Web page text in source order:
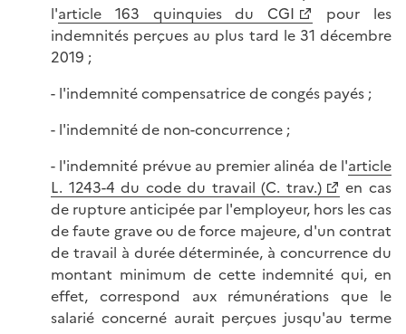
l'article 163 quinquies du CGI
pour les
indemnités perçues au plus tard le 31 décembre
2019 ;
- l'indemnité compensatrice de congés payés ;
- l'indemnité de non-concurrence ;
- l'indemnité prévue au premier alinéa de l'article
L. 1243-4 du code du travail (C. trav.)
en cas
de rupture anticipée par l'employeur, hors les cas
de faute grave ou de force majeure, d'un contrat
de travail à durée déterminée, à concurrence du
montant minimum de cette indemnité qui, en
effet, correspond aux rémunérations que le
salarié concerné aurait perçues jusqu'au terme